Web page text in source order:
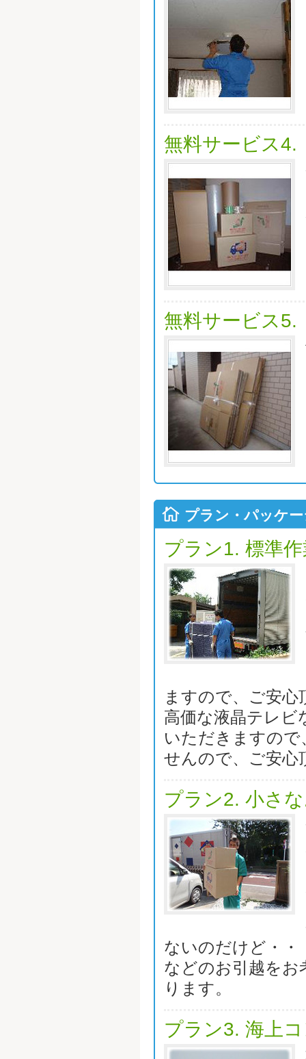
無料サービス4.
無料サービス5.
プラン・パッケ
プラン1. 標準
ますので、ご安心
高価な液晶テレビ
いただきますの
せんので、ご安心
プラン2. 小さ
ないのだけど・・
などのお引越をお
ります。
プラン3. 海上